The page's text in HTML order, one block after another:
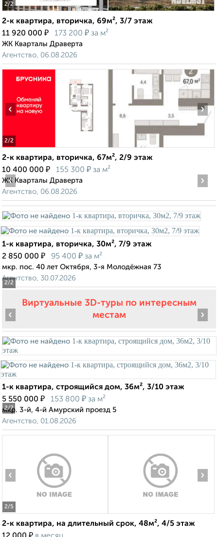
2/2
2-к квартира, вторичка, 69м², 3/7 этаж
11 920 000 ₽ 173 200 ₽ за м²
ЖК Кварталы Драверта
Агентство, 06.08.2026
2/2
‹ ›
2-к квартира, вторичка, 67м², 2/9 этаж
10 400 000 ₽ 155 300 ₽ за м²
ЖК Кварталы Драверта
Агентство, 06.08.2026
2/2
‹ ›
1-к квартира, вторичка, 30м², 7/9 этаж
2 850 000 ₽ 95 400 ₽ за м²
мкр. пос. 40 лет Октября, 3-я Молодёжная 73
Агентство, 30.07.2026
Виртуальные 3D-туры по интересным
местам
2/7
‹ ›
1-к квартира, строящийся дом, 36м², 3/10 этаж
5 550 000 ₽ 153 800 ₽ за м²
мкр. 3-й, 4-й Амурский проезд 5
Агентство, 01.08.2026
2/5
‹ ›
2-к квартира, на длительный срок, 48м², 4/5 этаж